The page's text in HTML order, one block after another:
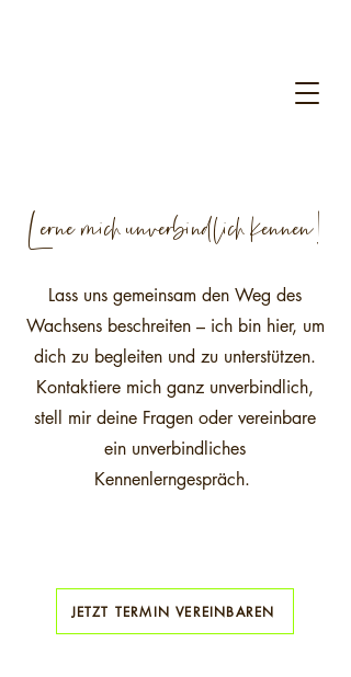
Lerne mich unverbindlich kennen!
Lass uns gemeinsam den Weg des
Wachsens beschreiten – ich bin hier, um
dich zu begleiten und zu unterstützen.
Kontaktiere mich ganz unverbindlich,
stell mir deine Fragen oder vereinbare
ein unverbindliches
Kennenlerngespräch.
JETZT TERMIN VEREINBAREN